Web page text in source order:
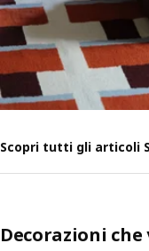
Scopri tutti gli articoli
Decorazioni